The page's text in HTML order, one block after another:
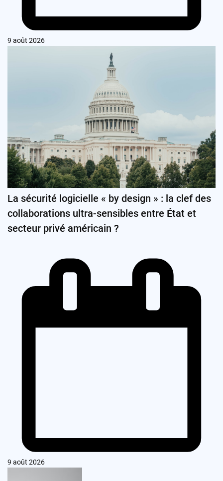
9 août 2026
La sécurité logicielle « by design » : la clef des
collaborations ultra-sensibles entre État et
secteur privé américain ?
9 août 2026